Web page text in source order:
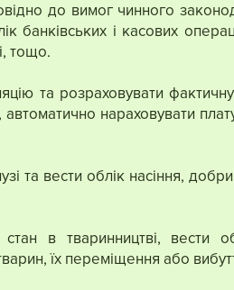
до вимог чинного
банківських і касових
тощо.
та розраховувати фактичну
нараховувати
та вести облік насіння,
в тваринництві, вести
їх переміщення або